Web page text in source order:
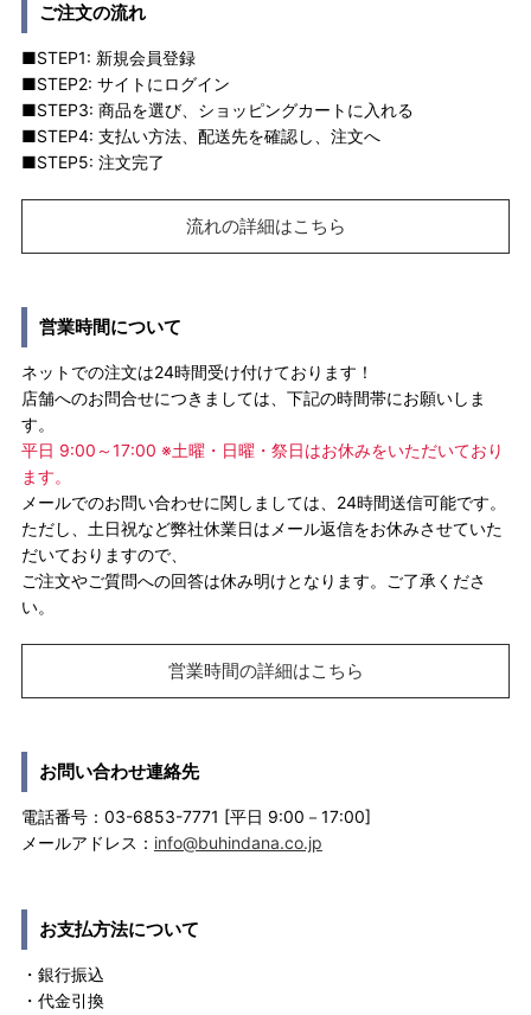
ご注文の流れ
■STEP1: 新規会員登録
■STEP2: サイトにログイン
■STEP3: 商品を選び、ショッピングカートに入れる
■STEP4: 支払い方法、配送先を確認し、注文へ
■STEP5: 注文完了
流れの詳細はこちら
営業時間について
ネットでの注文は24時間受け付けております！
店舗へのお問合せにつきましては、下記の時間帯にお願いしま
す。
平日 9:00～17:00 ※土曜・日曜・祭日はお休みをいただいており
ます。
メールでのお問い合わせに関しましては、24時間送信可能です。
ただし、土日祝など弊社休業日はメール返信をお休みさせていた
だいておりますので、
ご注文やご質問への回答は休み明けとなります。ご了承くださ
い。
営業時間の詳細はこちら
お問い合わせ連絡先
電話番号：03-6853-7771 [平日 9:00－17:00]
メールアドレス： info@buhindana.co.jp
お支払方法について
・銀行振込
・代金引換